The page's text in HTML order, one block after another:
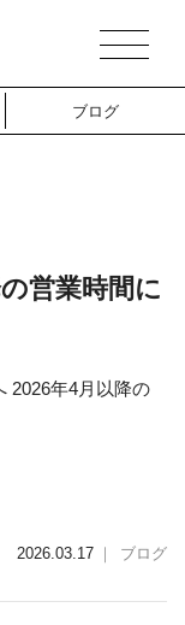
ブログ
営業時間に
2026年4月以降の
2026.03.17 ｜ ブログ